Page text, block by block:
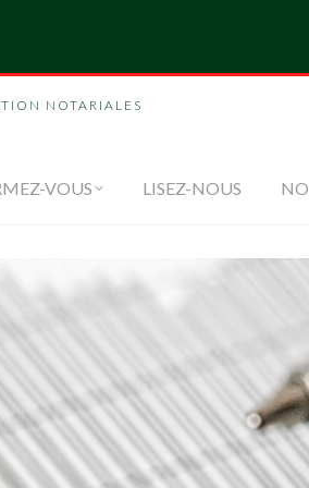
NOTARIALES
VOUS LISEZ-NOUS